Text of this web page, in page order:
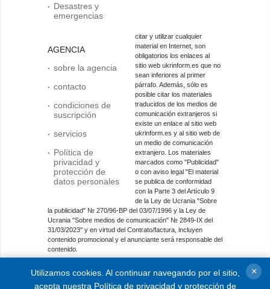
Desastres y
emergencias
AGENCIA
sobre la agencia
contacto
condiciones de
suscripción
servicios
Política de
privacidad y
protección de
datos personales
citar y utilizar cualquier
material en Internet, son
obligatorios los enlaces al
sitio web ukrinform.es que no
sean inferiores al primer
párrafo. Además, sólo es
posible citar los materiales
traducidos de los medios de
comunicación extranjeros si
existe un enlace al sitio web
ukrinform.es y al sitio web de
un medio de comunicación
extranjero. Los materiales
marcados como "Publicidad"
o con aviso legal "El material
se publica de conformidad
con la Parte 3 del Artículo 9
de la Ley de Ucrania "Sobre
la publicidad" № 270/96-ВР del 03/07/1996 y la Ley de
Ucrania "Sobre medios de comunicación" № 2849-IX del
31/03/2023" y en virtud del Contrato/factura, incluyen
contenido promocional y el anunciante será responsable del
contenido.
Entidad de medios en línea; identificador de medios: R40-
01421.
Utilizamos cookies. Al continuar navegando por el sitio,
acepta nuestra Política de privacidad y protección de
×